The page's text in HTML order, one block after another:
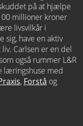
på at hjælpe
millioner kroner
livsvilkår i
sig, have en aktiv
Carlsen er en del
også rummer L&R
læringshuse med
, Forstå og